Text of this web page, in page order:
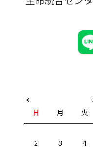
日
月 火
2
3 4